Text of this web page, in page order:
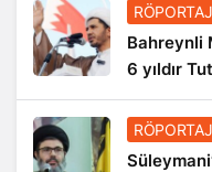
RÖPORTAJ
Bahreynli
6 yıldır
RÖPORTAJ